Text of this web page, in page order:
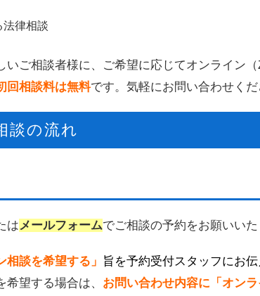
法律相談
いご相談者様に、ご希望に応じてオンライン
回相談料は無料です。気軽にお問い合わせくだ
談の流れ
はメールフォームでご相談の予約をお願いいた
相談を希望する」 旨を予約受付スタッフにお
望する場合は、 お問い合わせ内容に「オン